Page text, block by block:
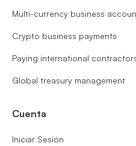
Multi-currency business
Crypto business payments
Paying international
Global treasury management
Cuenta
Iniciar Sesión